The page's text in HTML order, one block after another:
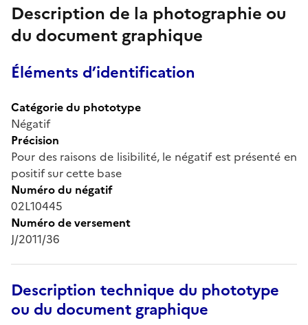
Description de la photographie ou
du document graphique
Éléments d’identification
Catégorie du phototype
Négatif
Précision
Pour des raisons de lisibilité, le négatif est présenté en
positif sur cette base
Numéro du négatif
02L10445
Numéro de versement
J/2011/36
Description technique du phototype
ou du document graphique